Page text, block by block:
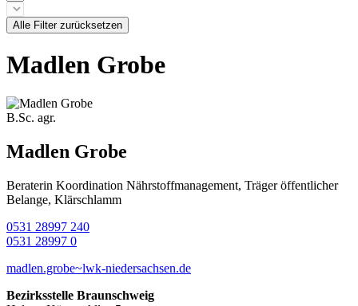
Alle Filter zurücksetzen
Madlen Grobe
B.Sc. agr.
Madlen Grobe
Beraterin Koordination Nährstoffmanagement, Träger öffentlicher
Belange, Klärschlamm
0531 28997 240
0531 28997 0
madlen.grobe~lwk-niedersachsen.de
Bezirksstelle Braunschweig